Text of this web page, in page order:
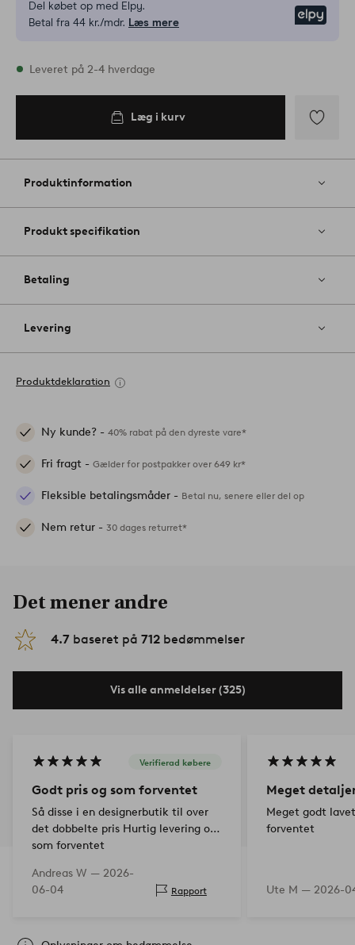
Del købet op med Elpy.
Betal fra 44 kr./mdr. Læs mere
På lager
Leveret på 2-4 hverdage
Læg i kurv
til
Produktinformation
Produkt specifikation
Betaling
Levering
Produktdeklaration
Ny kunde? - 40% rabat på den dyreste vare*
Fri fragt - Gælder for postpakker over 649 kr*
Fleksible betalingsmåder - Betal nu, senere eller del op
Nem retur - 30 dages returret*
Det mener andre
4.7 baseret på 712 bedømmelser
Vis alle anmeldelser (325)
Verifierad købere
Godt pris og som forventet
Så disse i en designerbutik til over
det dobbelte pris Hurtig levering og
som forventet
Andreas W — 2026-
06-04
Rapport
Meget
Meget godt
forventet
Ute M — 2026-